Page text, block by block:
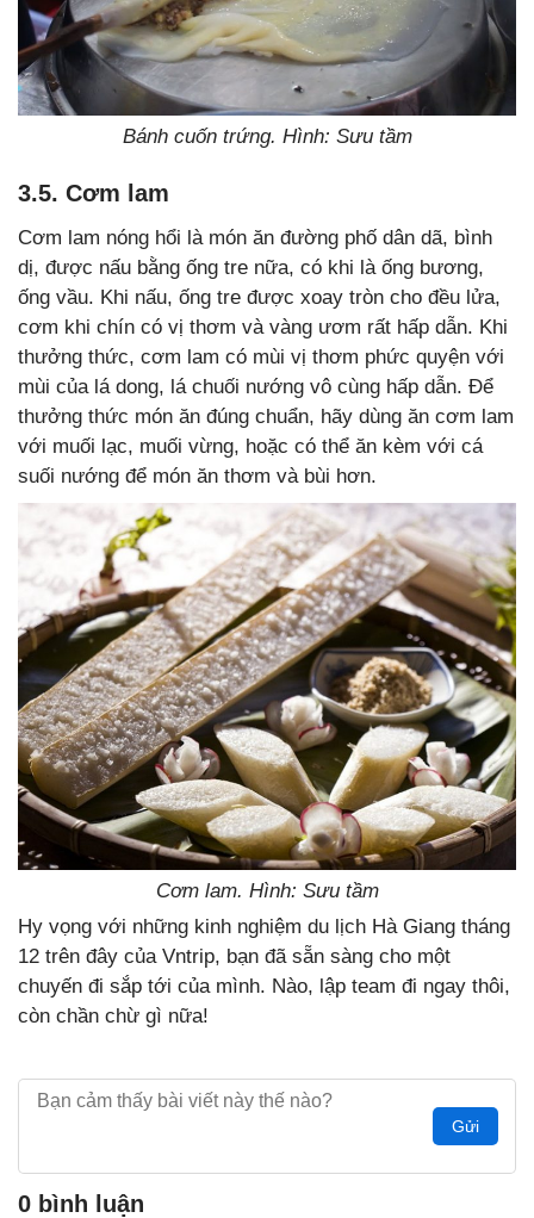
Bánh cuốn trứng. Hình: Sưu tầm
3.5. Cơm lam
Cơm lam nóng hổi là món ăn đường phố dân dã, bình
dị, được nấu bằng ống tre nữa, có khi là ống bương,
ống vầu. Khi nấu, ống tre được xoay tròn cho đều lửa,
cơm khi chín có vị thơm và vàng ươm rất hấp dẫn. Khi
thưởng thức, cơm lam có mùi vị thơm phức quyện với
mùi của lá dong, lá chuối nướng vô cùng hấp dẫn. Để
thưởng thức món ăn đúng chuẩn, hãy dùng ăn cơm lam
với muối lạc, muối vừng, hoặc có thể ăn kèm với cá
suối nướng để món ăn thơm và bùi hơn.
Cơm lam. Hình: Sưu tầm
Hy vọng với những kinh nghiệm du lịch Hà Giang tháng
12 trên đây của Vntrip, bạn đã sẵn sàng cho một
chuyến đi sắp tới của mình. Nào, lập team đi ngay thôi,
còn chần chừ gì nữa!
Gửi
0 bình luận